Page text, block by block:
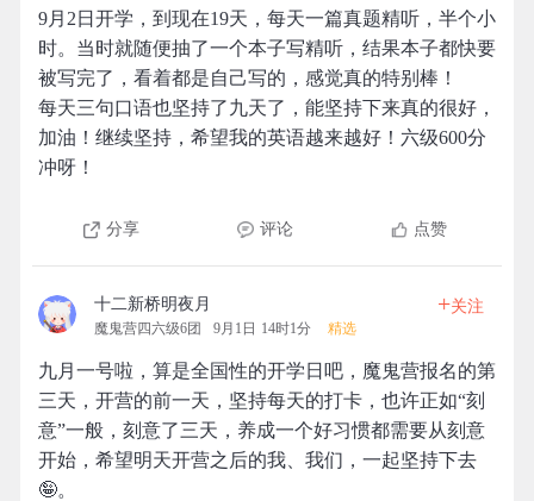
9月2日开学，到现在19天，每天一篇真题精听，半个小
时。当时就随便抽了一个本子写精听，结果本子都快要
被写完了，看着都是自己写的，感觉真的特别棒！
每天三句口语也坚持了九天了，能坚持下来真的很好，
加油！继续坚持，希望我的英语越来越好！六级600分
冲呀！
分享 评论 点赞
十二新桥明夜月
魔鬼营四六级6团 9月1日 14时1分 精选
+关注
九月一号啦，算是全国性的开学日吧，魔鬼营报名的第
三天，开营的前一天，坚持每天的打卡，也许正如“刻
意”一般，刻意了三天，养成一个好习惯都需要从刻意
开始，希望明天开营之后的我、我们，一起坚持下去
🤪。